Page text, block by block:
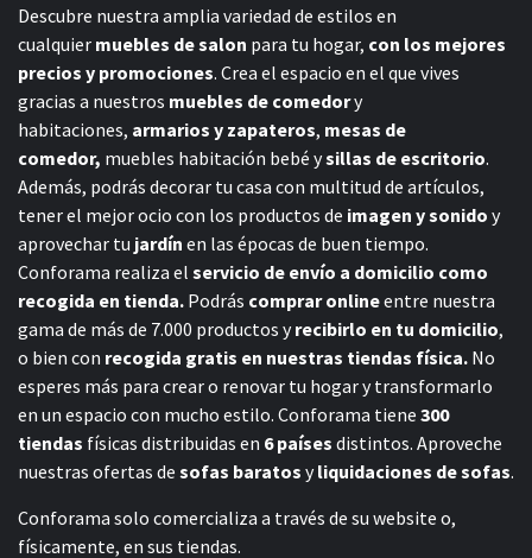
Descubre nuestra amplia variedad de estilos en
cualquier muebles de salon para tu hogar, con los mejores
precios y promociones. Crea el espacio en el que vives
gracias a nuestros muebles de comedory
habitaciones, armarios y zapateros, mesas de
comedor, muebles habitación bebé ysillas de escritorio.
Además, podrás decorar tu casa con multitud de artículos,
tener el mejor ocio con los productos de imagen y sonido y
aprovechar tu jardín en las épocas de buen tiempo.
Conforama realiza el servicio de envío a domicilio como
recogida en tienda. Podrás comprar onlineentre nuestra
gama de más de 7.000 productos yrecibirlo en tu domicilio,
o bien con recogida gratis en nuestras tiendas física. No
esperes más para crear o renovar tu hogar y transformarlo
en un espacio con mucho estilo. Conforama tiene 300
tiendas físicas distribuidas en 6 países distintos. Aproveche
nuestras ofertas de sofas baratos yliquidaciones de sofas.
Conforama solo comercializa a través de su website o,
físicamente, en sus tiendas.